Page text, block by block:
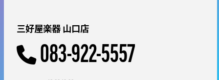
三好屋楽器 山口店
083-922-5557